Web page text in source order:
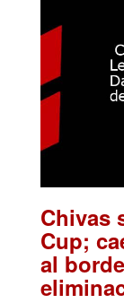
Chivas
Cup;
al